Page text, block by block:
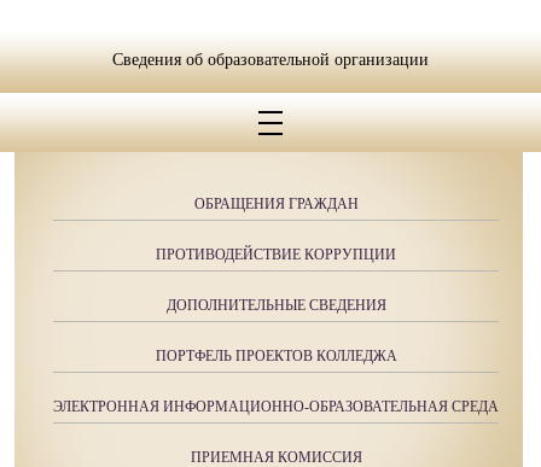
ОБРАЩЕНИЯ ГРАЖДАН
ПРОТИВОДЕЙСТВИЕ КОРРУПЦИИ
ДОПОЛНИТЕЛЬНЫЕ СВЕДЕНИЯ
ПОРТФЕЛЬ ПРОЕКТОВ КОЛЛЕДЖА
ЭЛЕКТРОННАЯ ИНФОРМАЦИОННО-ОБРАЗОВАТЕЛЬНАЯ СРЕДА
ПРИЕМНАЯ КОМИССИЯ
Сведения об образовательной организации